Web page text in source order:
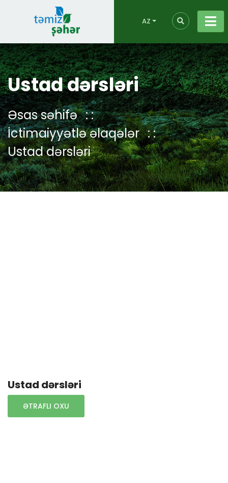
AZ
Ustad dərsləri
Əsas səhifə
İctimaiyyətlə əlaqələr
Ustad dərsləri
Ustad dərsləri
ƏTRAFLI OXU